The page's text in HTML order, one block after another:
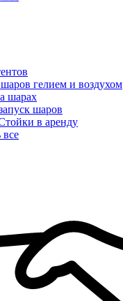
гелием и воздухом
шарах
шаров
в аренду
все